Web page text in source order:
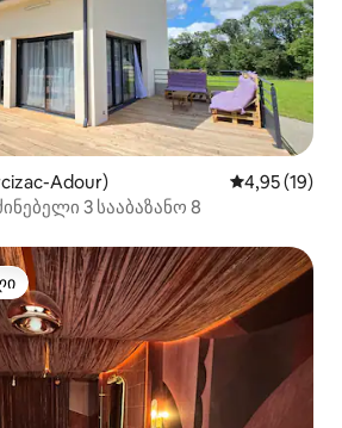
Adour) საშუალო
4,95 (19)
3 სააბაზანო 8
ვარიანტი